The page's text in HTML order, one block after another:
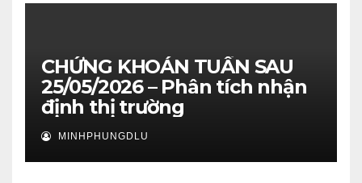
CHỨNG KHOÁN TUẦN SAU
25/05/2026 – Phân tích nhận
định thị trường
MINHPHUNGDLU